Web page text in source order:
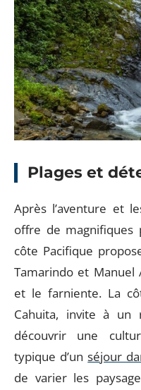
Plages et
Après l’aventure et
offre de magnifiques
côte Pacifique
Tamarindo et
et le farniente. La
Cahuita, invite à
découvrir une
typique d’unséjour
de varier les